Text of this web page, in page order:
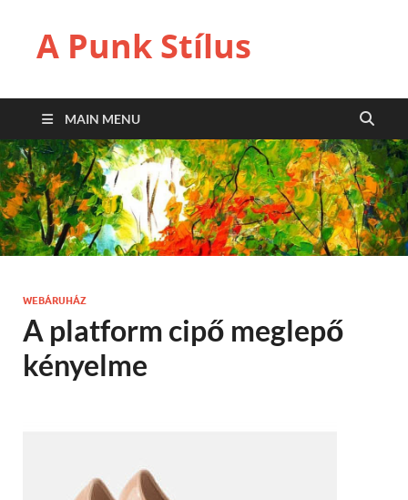
A Punk Stílus
MAIN MENU
WEBÁRUHÁZ
A platform cipő meglepő
kényelme